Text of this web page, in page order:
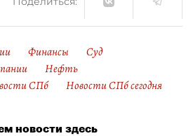
Финансы
Суд
Нефть
СПб Новости СПб сегодня
новости здесь